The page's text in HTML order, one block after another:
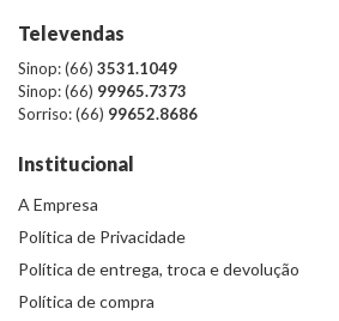
Televendas
Sinop: (66) 3531.1049
Sinop: (66) 99965.7373
Sorriso: (66) 99652.8686
Institucional
A Empresa
Política de Privacidade
Política de entrega, troca e devolução
Política de compra